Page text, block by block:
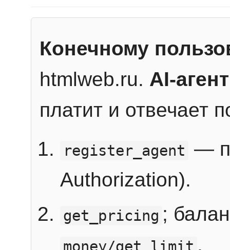
Конечному
htmlweb.ru. AI-агент
платит и отвечает
register_agent —
Authorization).
get_pricing ;
.